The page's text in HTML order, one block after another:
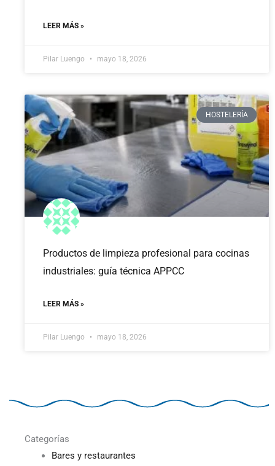
LEER MÁS »
Pilar Luengo mayo 18, 2026
HOSTELERÍA
Productos de limpieza profesional para cocinas
industriales: guía técnica APPCC
LEER MÁS »
Pilar Luengo mayo 18, 2026
Categorías
Bares y restaurantes